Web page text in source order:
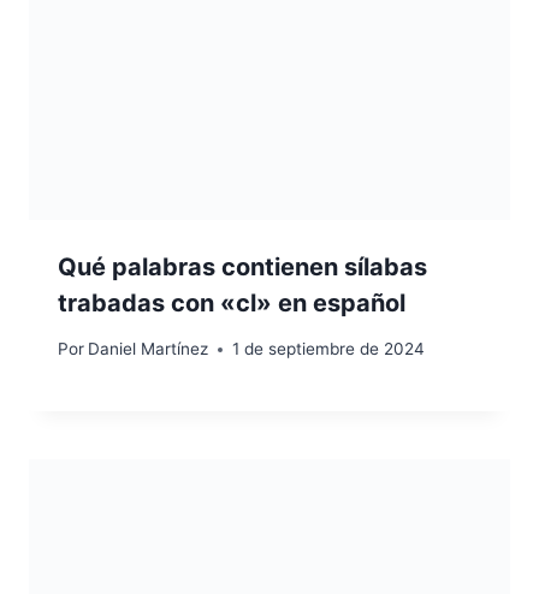
Qué palabras contienen sílabas
trabadas con «cl» en español
Por Daniel Martínez 1 de septiembre de 2024